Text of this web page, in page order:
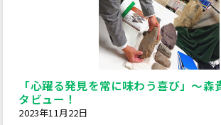
「心躍る発見を常に味わう喜び」～森
タビュー！
2023年11月22日